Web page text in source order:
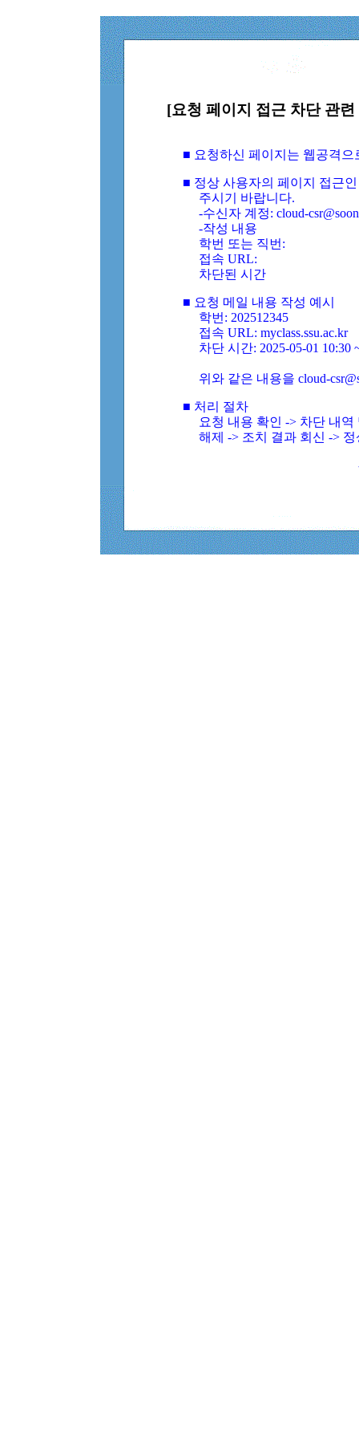
[요청 페이지 접근 차단 관
■ 요청하신 페이지는 웹공격
■ 정상 사용자의 페이지 접근
주시기 바랍니다.
-수신자 계정: cloud-
-작성 내용
학번 또는 직번:
접속 URL:
차단된 시간
■ 요청 메일 내용 작성 예시
학번: 202512345
접속 URL: myclass.ssu.ac.kr
차단 시간: 2025-05-01 10:30
위와 같은 내용을 cloud-
■ 처리 절차
요청 내용 확인 -> 차단 내
해제 -> 조치 결과 회신 ->